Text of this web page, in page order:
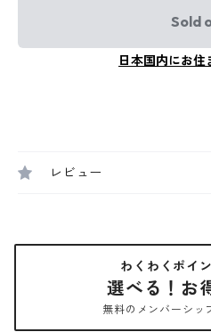
Sold
日本国内にお住
レビュー
わくわくポイ
選べる！お
無料のメンバーシッ